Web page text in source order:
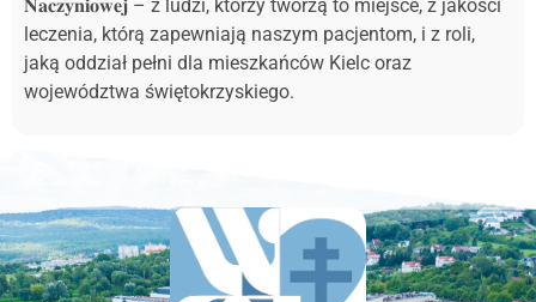
𝐍𝐚𝐜𝐳𝐲𝐧𝐢𝐨𝐰𝐞𝐣 – z ludzi, którzy tworzą to miejsce, z jakości
leczenia, którą zapewniają naszym pacjentom, i z roli,
jaką oddział pełni dla mieszkańców Kielc oraz
województwa świętokrzyskiego.